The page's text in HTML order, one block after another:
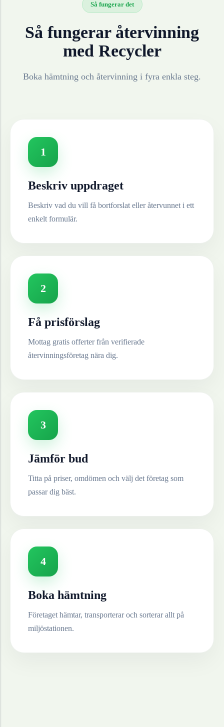
Så fungerar det
Så fungerar återvinning
med Recycler
Boka hämtning och återvinning i fyra enkla steg.
1
Beskriv uppdraget
Beskriv vad du vill få bortforslat eller återvunnet i ett
enkelt formulär.
2
Få prisförslag
Mottag gratis offerter från verifierade
återvinningsföretag nära dig.
3
Jämför bud
Titta på priser, omdömen och välj det företag som
passar dig bäst.
4
Boka hämtning
Företaget hämtar, transporterar och sorterar allt på
miljöstationen.